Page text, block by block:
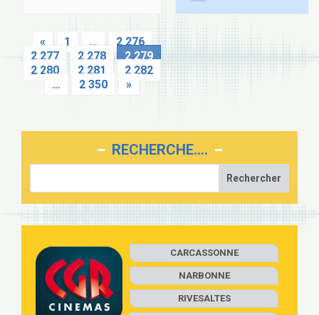
« 1 …
2 276
2 277
2 278
2 279
2 280
2 281
2 282
…
2 350 »
RECHERCHE….
CARCASSONNE
NARBONNE
RIVESALTES